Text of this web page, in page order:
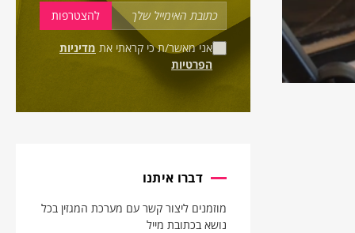
אני מאשר/ת כי קראתי את מדיניות
הפרטיות
דברו איתנו
מוזמנים ליצור קשר עם מערכת המגזין בכל
נושא בכתובת מייל